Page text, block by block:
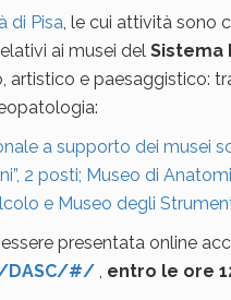
di Pisa, le cui attività sono
ai musei del Sistema
e paesaggistico:
a supporto dei musei
2 posti; Museo di
e Museo degli
presentata online
DASC/#/ , entro le ore